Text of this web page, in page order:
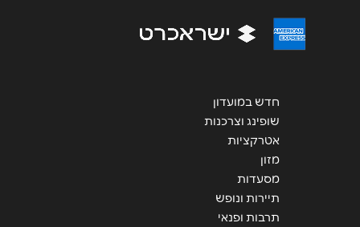
אנא חזרו אלי בקשר ל...
הודעה*
חדש במועדון
שופינג וצרכנות
אטרקציות
מזון
מסעדות
תיירות ונופש
תרבות ופנאי